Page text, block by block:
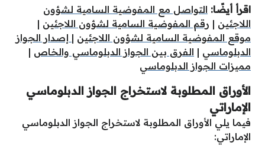
اقرأ أيضًا: التواصل مع المفوضية السامية لشؤون
اللاجئين | رقم المفوضية السامية لشؤون اللاجئين |
موقع المفوضية السامية لشؤون اللاجئين | إصدار الجواز
الدبلوماسي | الفرق بين الجواز الدبلوماسي والخاص |
مميزات الجواز الدبلوماسي
الأوراق المطلوبة لاستخراج الجواز الدبلوماسي
الإماراتي
فيما يلي الأوراق المطلوبة لاستخراج الجواز الدبلوماسي
الإماراتي: